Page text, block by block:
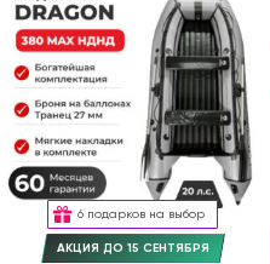
6 подарков на выбор
АКЦИЯ ДО 15 СЕНТЯБРЯ